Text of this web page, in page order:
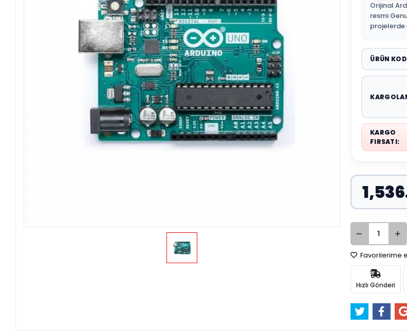
Orijinal
resmi
projelerde
ÜRÜN
KARGO
FIRSATI:
Favorilerime
Hızlı Gönderi